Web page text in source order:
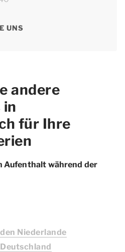
UNS
andere
in
für Ihre
Aufenthalt während der
Niederlande